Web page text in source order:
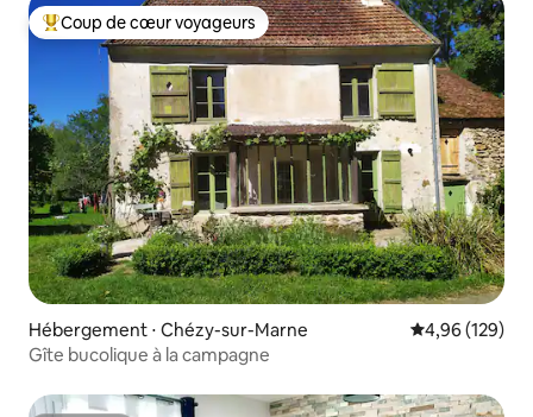
Coups de cœur voyageurs les plus appréciés
Coup de cœur voyageurs
Hébergement ⋅ Chézy-sur-Marne Évaluation
4,96 (129)
Gîte bucolique à la campagne